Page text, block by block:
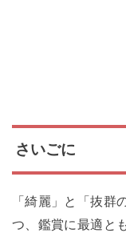
さいごに
「綺麗」と「抜群
つ、鑑賞に最適と